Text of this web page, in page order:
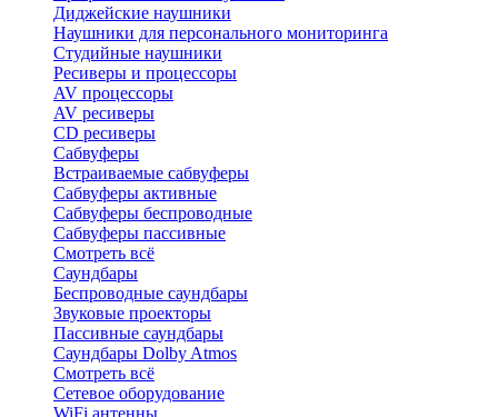
Диджейские наушники
Наушники для персонального мониторинга
Студийные наушники
Ресиверы и процессоры
AV процессоры
AV ресиверы
CD ресиверы
Сабвуферы
Встраиваемые сабвуферы
Сабвуферы активные
Сабвуферы беспроводные
Сабвуферы пассивные
Смотреть всё
Саундбары
Беспроводные саундбары
Звуковые проекторы
Пассивные саундбары
Саундбары Dolby Atmos
Смотреть всё
Сетевое оборудование
WiFi антенны